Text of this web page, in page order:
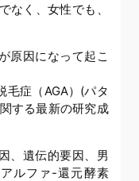
なく、女性でも、
原因になって起こ
毛症（AGA）(パタ
する最新の研究成
、遺伝的要因、男
ルファ-還元酵素